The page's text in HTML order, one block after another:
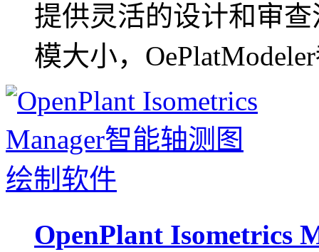
提供灵活的设计和审
模大小，
OpenPlant Isometrics